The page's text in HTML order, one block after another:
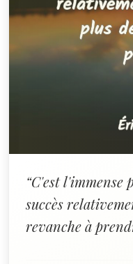
“C'est
succès
revanche à